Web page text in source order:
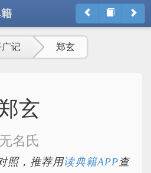
广记 郑玄
玄
无名氏
照，推荐用读典籍APP查